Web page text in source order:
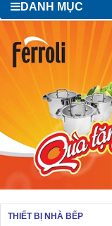
DANH MỤC
THIẾT BỊ NHÀ BẾP